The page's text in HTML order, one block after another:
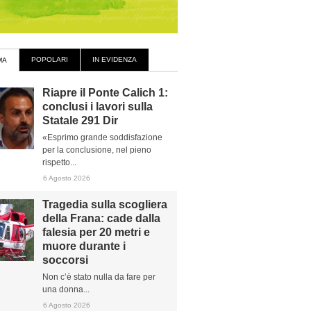
POPOLARI IN EVIDENZA
Riapre il Ponte Calich 1:
conclusi i lavori sulla
Statale 291 Dir
«Esprimo grande soddisfazione
per la conclusione, nel pieno
rispetto...
6 Agosto 2026
Tragedia sulla scogliera
della Frana: cade dalla
falesia per 20 metri e
muore durante i
soccorsi
Non c’è stato nulla da fare per
una donna...
6 Agosto 2026